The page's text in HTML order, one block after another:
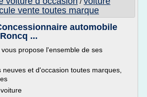
vente toutes marque
automobile
...
propose l'ensemble de ses
neuves et d'occasion toutes marques,